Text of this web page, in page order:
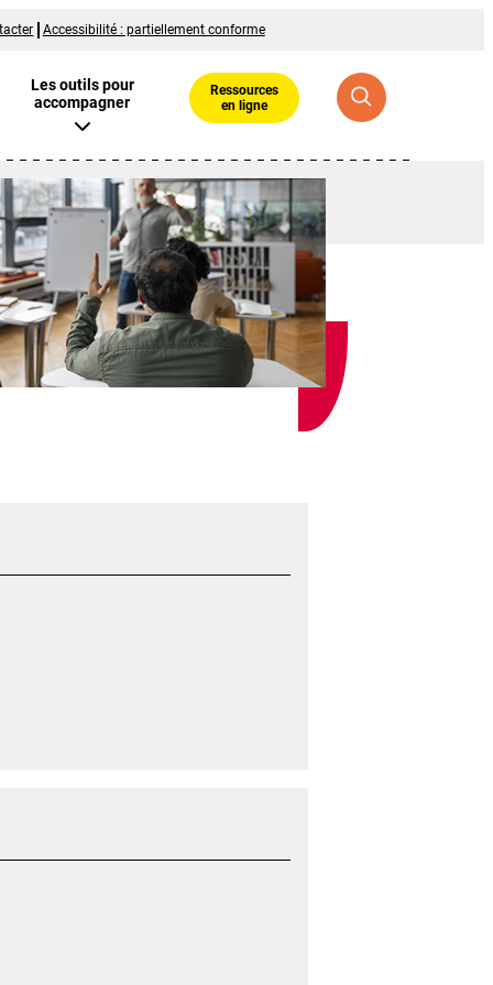
Accessibilité : partiellement conforme
Les outils pour
accompagner
Ressources
en ligne